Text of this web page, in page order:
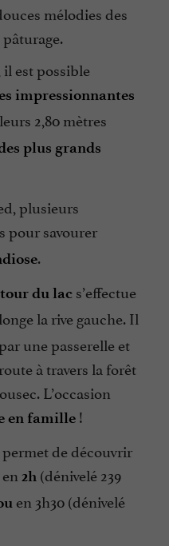
mélodies des
est possible
impressionnantes
2,80 mètres
plus grands
plusieurs
pour savourer
.
du lac s’effectue
la rive gauche. Il
une passerelle et
à travers la forêt
L’occasion
en famille !
de découvrir
en 2h (dénivelé 239
en 3h30 (dénivelé